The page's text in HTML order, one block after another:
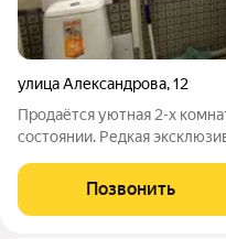
улица Александрова,12
Продаётся уютная 2-х
состоянии. Редкая
Хорошее жилое состояние,
заменены окна, сантехника,
Позвонить